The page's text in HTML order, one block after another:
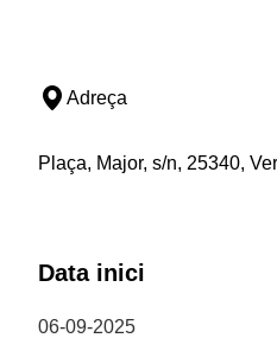
Adreça
Plaça, Major, s/n, 25340,
Data inici
06-09-2025